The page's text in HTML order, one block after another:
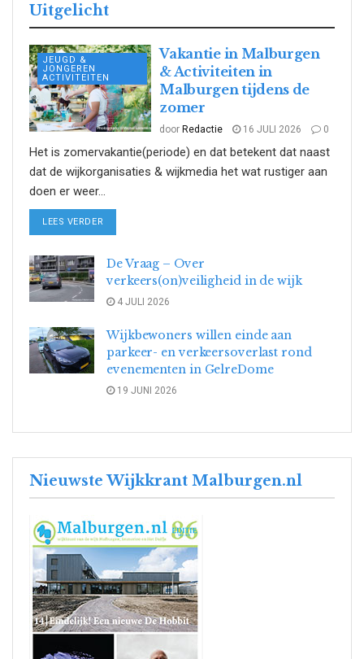
Uitgelicht
JEUGD &
JONGEREN
ACTIVITEITEN
Vakantie in Malburgen
& Activiteiten in
Malburgen tijdens de
zomer
door Redactie 16 JULI 2026 0
Het is zomervakantie(periode) en dat betekent dat naast
dat de wijkorganisaties & wijkmedia het wat rustiger aan
doen er weer...
LEES VERDER
De Vraag – Over
verkeers(on)veiligheid in de wijk
4 JULI 2026
Wijkbewoners willen einde aan
parkeer- en verkeersoverlast rond
evenementen in GelreDome
19 JUNI 2026
Nieuwste Wijkkrant Malburgen.nl